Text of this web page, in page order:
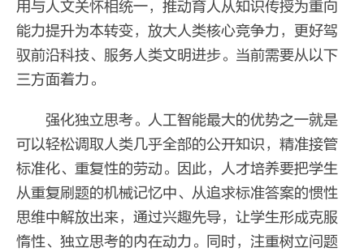
用与人文关怀相统一，推动育人从知识传授为重向
能力提升为本转变，放大人类核心竞争力，更好驾
驭前沿科技、服务人类文明进步。当前需要从以下
三方面着力。
强化独立思考。人工智能最大的优势之一就是
可以轻松调取人类几乎全部的公开知识，精准接管
标准化、重复性的劳动。因此，人才培养要把学生
从重复刷题的机械记忆中、从追求标准答案的惯性
思维中解放出来，通过兴趣先导，让学生形成克服
惰性、独立思考的内在动力。同时，注重树立问题